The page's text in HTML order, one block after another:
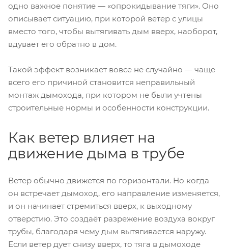
одно важное понятие — «опрокидывание тяги». Оно
описывает ситуацию, при которой ветер с улицы
вместо того, чтобы вытягивать дым вверх, наоборот,
вдувает его обратно в дом.
Такой эффект возникает вовсе не случайно — чаще
всего его причиной становится неправильный
монтаж дымохода, при котором не были учтены
строительные нормы и особенности конструкции.
Как ветер влияет на
движение дыма в трубе
Ветер обычно движется по горизонтали. Но когда
он встречает дымоход, его направление изменяется,
и он начинает стремиться вверх, к выходному
отверстию. Это создаёт разрежение воздуха вокруг
трубы, благодаря чему дым вытягивается наружу.
Если ветер дует снизу вверх, то тяга в дымоходе